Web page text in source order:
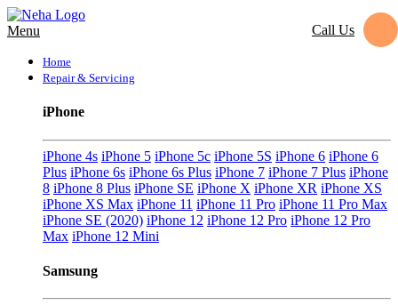
Menu Call Us
Home
Repair & Servicing
iPhone
iPhone 4s iPhone 5 iPhone 5c iPhone 5S iPhone 6 iPhone 6
Plus iPhone 6s iPhone 6s Plus iPhone 7 iPhone 7 Plus iPhone
8 iPhone 8 Plus iPhone SE iPhone X iPhone XR iPhone XS
iPhone XS Max iPhone 11 iPhone 11 Pro iPhone 11 Pro Max
iPhone SE (2020) iPhone 12 iPhone 12 Pro iPhone 12 Pro
Max iPhone 12 Mini
Samsung